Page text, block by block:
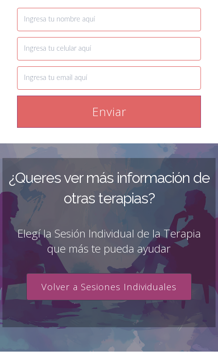
Enviar
¿Queres ver más información de
otras terapias?
Elegí la Sesión Individual de la Terapia
que más te pueda ayudar
Volver a Sesiones Individuales